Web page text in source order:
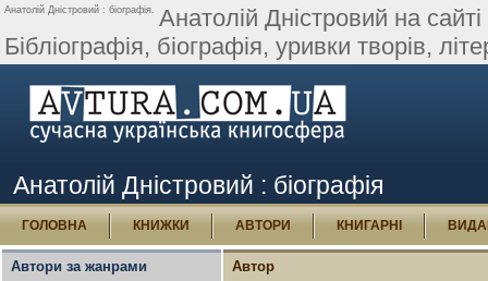
Анатолій Дністровий : біографія. Анатолій Дністровий на
Бібліографія, біографія, уривки творів,
Анатолій Дністровий : біографія
ГОЛОВНА КНИЖКИ АВТОРИ КНИГАРНІ
Автори за жанрами Автор